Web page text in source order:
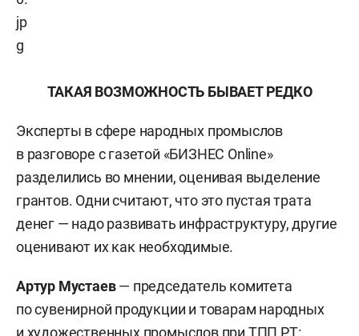
ТАКАЯ ВОЗМОЖНОСТЬ БЫВАЕТ РЕДКО
Эксперты в сфере народных промыслов
в разговоре с газетой «БИЗНЕС Online»
разделились во мнении, оценивая выделение
грантов. Одни считают, что это пустая трата
денег — надо развивать инфраструктуру, другие
оценивают их как необходимые.
Артур Мустаев— председатель комитета
по сувенирной продукции и товарам народных
и художественных промыслов при ТПП РТ: